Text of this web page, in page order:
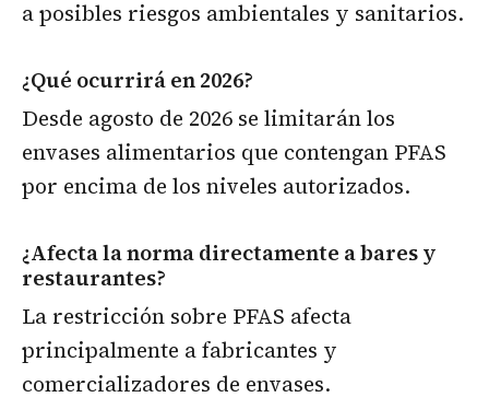
a posibles riesgos ambientales y sanitarios.
¿Qué ocurrirá en 2026?
Desde agosto de 2026 se limitarán los
envases alimentarios que contengan PFAS
por encima de los niveles autorizados.
¿Afecta la norma directamente a bares y
restaurantes?
La restricción sobre PFAS afecta
principalmente a fabricantes y
comercializadores de envases.